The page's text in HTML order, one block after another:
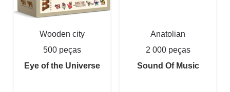
Wooden city
500 peças
Eye of the Universe
Anatolian
2 000 peças
Sound Of Music